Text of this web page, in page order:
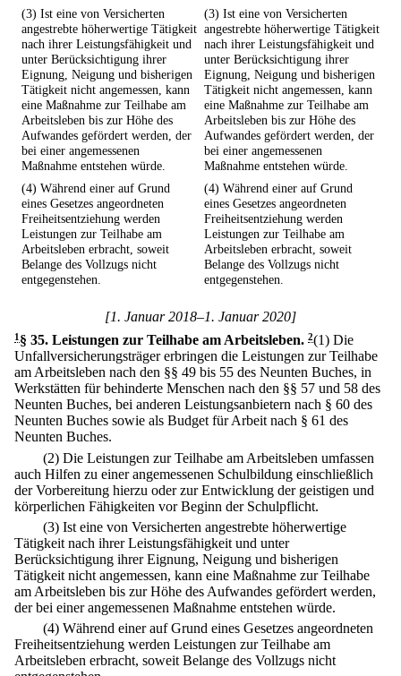
(3) Ist eine von Versicherten
angestrebte höherwertige Tätigkeit
nach ihrer Leistungsfähigkeit und
unter Berücksichtigung ihrer
Eignung, Neigung und bisherigen
Tätigkeit nicht angemessen, kann
eine Maßnahme zur Teilhabe am
Arbeitsleben bis zur Höhe des
Aufwandes gefördert werden, der
bei einer angemessenen
Maßnahme entstehen würde.
(3) Ist eine von Versicherten
angestrebte höherwertige Tätigkeit
nach ihrer Leistungsfähigkeit und
unter Berücksichtigung ihrer
Eignung, Neigung und bisherigen
Tätigkeit nicht angemessen, kann
eine Maßnahme zur Teilhabe am
Arbeitsleben bis zur Höhe des
Aufwandes gefördert werden, der
bei einer angemessenen
Maßnahme entstehen würde.
(4) Während einer auf Grund
eines Gesetzes angeordneten
Freiheitsentziehung werden
Leistungen zur Teilhabe am
Arbeitsleben erbracht, soweit
Belange des Vollzugs nicht
entgegenstehen.
(4) Während einer auf Grund
eines Gesetzes angeordneten
Freiheitsentziehung werden
Leistungen zur Teilhabe am
Arbeitsleben erbracht, soweit
Belange des Vollzugs nicht
entgegenstehen.
[1. Januar 2018–1. Januar 2020]
1§ 35. Leistungen zur Teilhabe am Arbeitsleben. 2(1) Die
Unfallversicherungsträger erbringen die Leistungen zur Teilhabe
am Arbeitsleben nach den §§ 49 bis 55 des Neunten Buches, in
Werkstätten für behinderte Menschen nach den §§ 57 und 58 des
Neunten Buches, bei anderen Leistungsanbietern nach § 60 des
Neunten Buches sowie als Budget für Arbeit nach § 61 des
Neunten Buches.
(2) Die Leistungen zur Teilhabe am Arbeitsleben umfassen
auch Hilfen zu einer angemessenen Schulbildung einschließlich
der Vorbereitung hierzu oder zur Entwicklung der geistigen und
körperlichen Fähigkeiten vor Beginn der Schulpflicht.
(3) Ist eine von Versicherten angestrebte höherwertige
Tätigkeit nach ihrer Leistungsfähigkeit und unter
Berücksichtigung ihrer Eignung, Neigung und bisherigen
Tätigkeit nicht angemessen, kann eine Maßnahme zur Teilhabe
am Arbeitsleben bis zur Höhe des Aufwandes gefördert werden,
der bei einer angemessenen Maßnahme entstehen würde.
(4) Während einer auf Grund eines Gesetzes angeordneten
Freiheitsentziehung werden Leistungen zur Teilhabe am
Arbeitsleben erbracht, soweit Belange des Vollzugs nicht